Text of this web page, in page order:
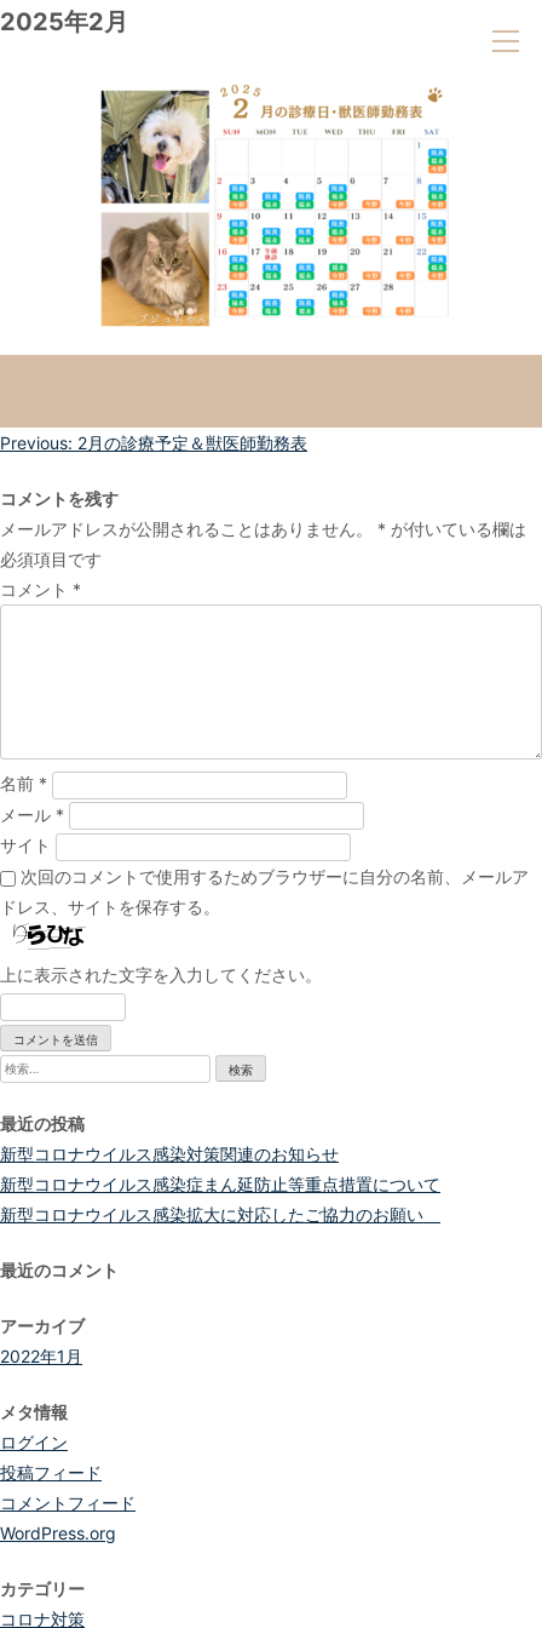
2025年2月
投
ナ
ビ
ゲ
ー
Previous: 2月の診療予定＆獣医師勤務表
コメントを残す
メールアドレスが公開されることはありません。
* が付いている欄は
必須項目です
コメント *
名前 *
メール *
サイト
次回のコメントで使用するためブラウザーに自分の名前、メールア
ドレス、サイトを保存する。
上に表示された文字を入力してください。
検
最近の投稿
新型コロナウイルス感染対策関連のお知らせ
新型コロナウイルス感染症まん延防止等重点措置について
新型コロナウイルス感染拡大に対応したご協力のお願い
最近のコメント
アーカイブ
2022年1月
メタ情報
ログイン
投稿フィード
コメントフィード
WordPress.org
カテゴリー
コロナ対策